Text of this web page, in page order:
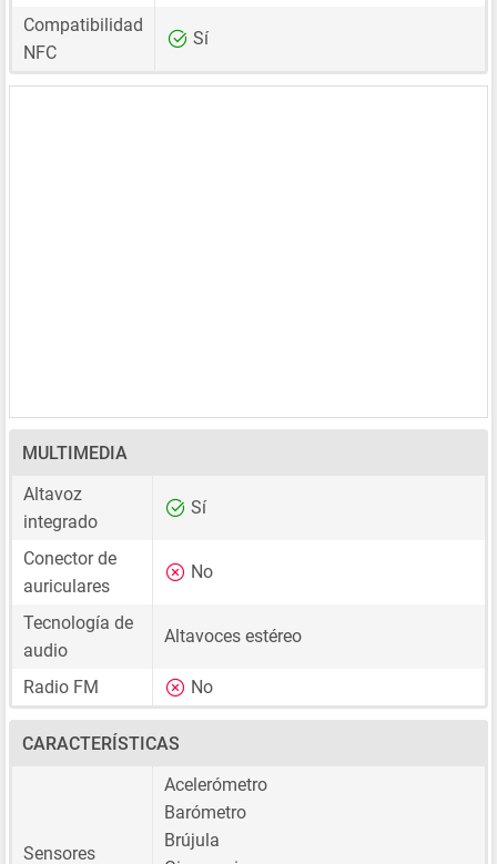
Compatibilidad
NFC
Sí
MULTIMEDIA
Altavoz
integrado
Sí
Conector de
auriculares
No
Tecnología de
audio
Altavoces estéreo
Radio FM No
CARACTERÍSTICAS
Sensores
Acelerómetro
Barómetro
Brújula